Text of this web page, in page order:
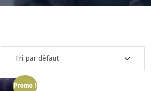
Promo !